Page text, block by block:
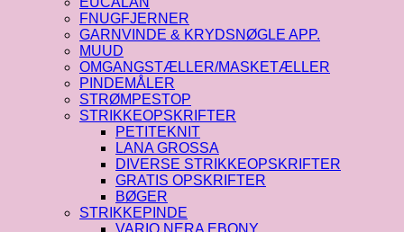
FNUGFJERNER
GARNVINDE & KRYDSNØGLE APP.
MUUD
OMGANGSTÆLLER/MASKETÆLLER
PINDEMÅLER
STRØMPESTOP
STRIKKEOPSKRIFTER
PETITEKNIT
LANA GROSSA
DIVERSE STRIKKEOPSKRIFTER
GRATIS OPSKRIFTER
BØGER
STRIKKEPINDE
VARIO NERA EBONY